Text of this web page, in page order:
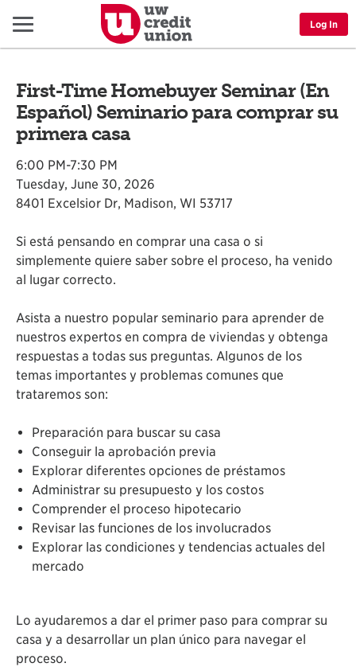
Menu Log In
First-Time Homebuyer Seminar (En
Español) Seminario para comprar su
primera casa
6:00 PM-7:30 PM
Tuesday, June 30, 2026
8401 Excelsior Dr, Madison, WI 53717
Si está pensando en comprar una casa o si
simplemente quiere saber sobre el proceso, ha venido
al lugar correcto.
Asista a nuestro popular seminario para aprender de
nuestros expertos en compra de viviendas y obtenga
respuestas a todas sus preguntas. Algunos de los
temas importantes y problemas comunes que
trataremos son:
Preparación para buscar su casa
Conseguir la aprobación previa
Explorar diferentes opciones de préstamos
Administrar su presupuesto y los costos
Comprender el proceso hipotecario
Revisar las funciones de los involucrados
Explorar las condiciones y tendencias actuales del
mercado
Lo ayudaremos a dar el primer paso para comprar su
casa y a desarrollar un plan único para navegar el
proceso.